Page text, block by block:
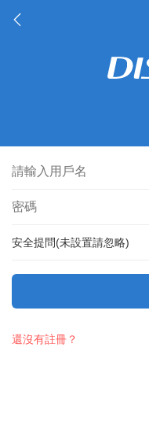
安全提問(未設置請忽略)
還沒有註冊？